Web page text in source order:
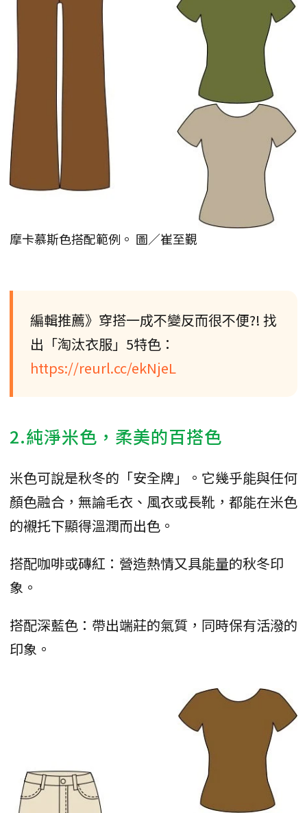
摩卡慕斯色搭配範例。 圖／崔至覲
編輯推薦》穿搭一成不變反而很不便?! 找
出「淘汰衣服」5特色：
https://reurl.cc/ekNjeL
2.純淨米色，柔美的百搭色
米色可說是秋冬的「安全牌」。它幾乎能與任何
顏色融合，無論毛衣、風衣或長靴，都能在米色
的襯托下顯得溫潤而出色。
搭配咖啡或磚紅：營造熱情又具能量的秋冬印
象。
搭配深藍色：帶出端莊的氣質，同時保有活潑的
印象。